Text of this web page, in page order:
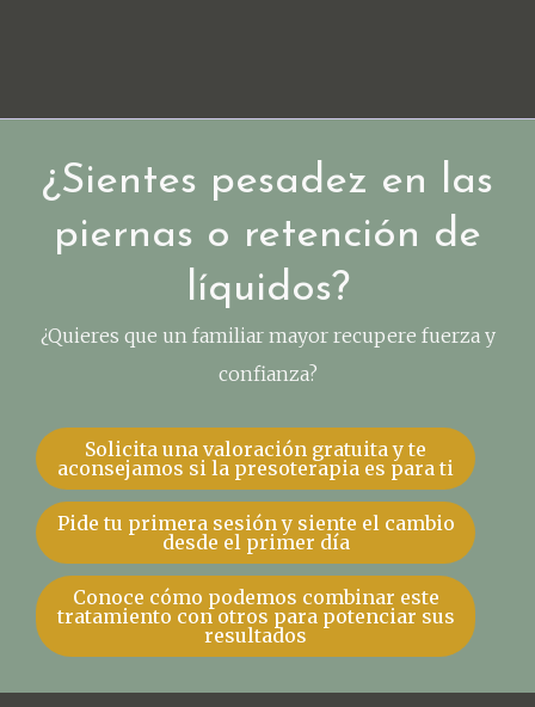
¿Sientes pesadez en las
piernas o retención de
líquidos?
¿Quieres que un familiar mayor recupere fuerza y
confianza?
Solicita una valoración gratuita y te
aconsejamos si la presoterapia es para ti
Pide tu primera sesión y siente el cambio
desde el primer día
Conoce cómo podemos combinar este
tratamiento con otros para potenciar sus
resultados